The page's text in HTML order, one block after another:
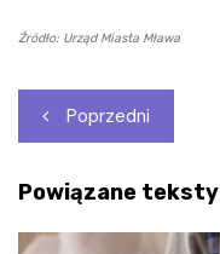
Źródło: Urząd Miasta Mława
Nawigacja
wpisu
Poprzedni
Powiązane teksty